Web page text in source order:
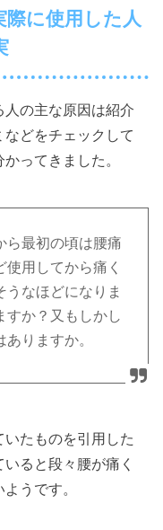
際に使用した人
の主な原因は紹介
どをチェックして
ってきました。
ら最初の頃は腰痛
用してから痛く
うなほどになりま
すか？又もしかし
りますか。
たものを引用した
ると段々腰が痛く
うです。